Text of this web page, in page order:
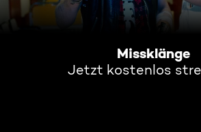
Missklänge
Jetzt kostenlos